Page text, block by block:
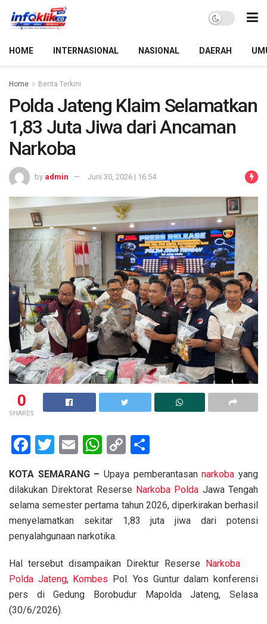
HOME INTERNASIONAL NASIONAL DAERAH
Home Berita Terkini
Polda Jateng Klaim Selamatkan
1,83 Juta Jiwa dari Ancaman
Narkoba
by admin Juni 30, 2026 | 16:54
0
SHARES
F
ce
b
o
o
k
T
tt
er
E
ail
W
at
s
A
p
p
C
py
Li
n
ar
e
KOTA SEMARANG – Upaya pemberantasannarkoba yang
dilakukan Direktorat Reserse Narkoba Polda Jawa Tengah
selama semester pertama tahun 2026, diperkirakan berhasil
menyelamatkan sekitar 1,83 juta jiwa dari potensi
penyalahgunaan narkotika.
Hal tersebut disampaikan Direktur Reserse Narkoba
Polda Jateng, Kombes Pol. Yos Guntur dalam konferensi
pers di Gedung Borobudur Mapolda Jateng, Selasa
(30/6/2026).